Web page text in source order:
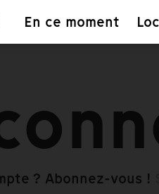
En ce moment
? Abonnez-vous !